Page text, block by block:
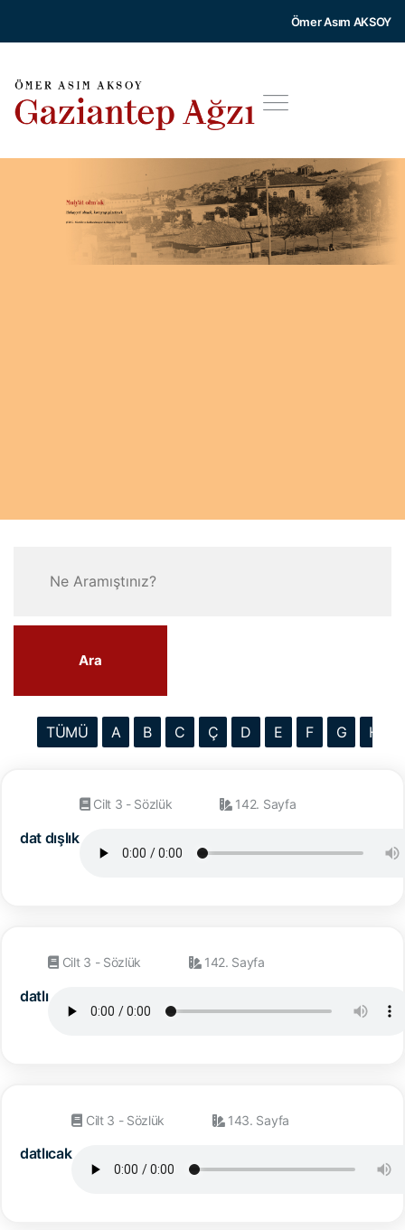
Ömer Asım AKSOY
Ara
TÜMÜ A B C Ç D E F G H
dat dışlık
Cilt 3 - Sözlük 142. Sayfa
datlı
Cilt 3 - Sözlük 142. Sayfa
datlıcak
Cilt 3 - Sözlük 143. Sayfa